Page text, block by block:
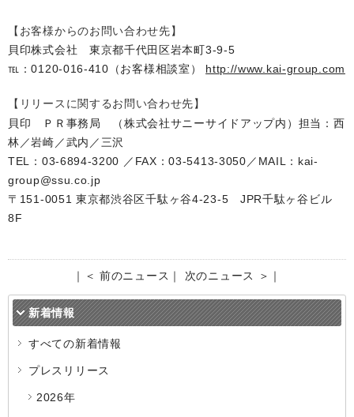
【お客様からのお問い合わせ先】
貝印株式会社 東京都千代田区岩本町3-9-5
℡：0120-016-410（お客様相談室） http://www.kai-group.com
【リリースに関するお問い合わせ先】
貝印 ＰＲ事務局 （株式会社サニーサイドアップ内）担当：西
林／岩崎／武内／三沢
TEL：03-6894-3200 ／FAX：03-5413-3050／MAIL：kai-
group@ssu.co.jp
〒151-0051 東京都渋谷区千駄ヶ谷4-23-5 JPR千駄ヶ谷ビル
8F
｜ ＜ 前のニュース ｜ 次のニュース ＞ ｜
新着情報
すべての新着情報
プレスリリース
2026年